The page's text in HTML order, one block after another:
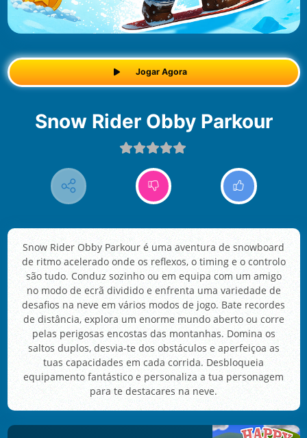
Jogar Agora
Snow Rider Obby Parkour
Snow Rider Obby Parkour é uma aventura de snowboard
de ritmo acelerado onde os reflexos, o timing e o controlo
são tudo. Conduz sozinho ou em equipa com um amigo
no modo de ecrã dividido e enfrenta uma variedade de
desafios na neve em vários modos de jogo. Bate recordes
de distância, explora um enorme mundo aberto ou corre
pelas perigosas encostas das montanhas. Domina os
saltos duplos, desvia-te dos obstáculos e aperfeiçoa as
tuas capacidades em cada corrida. Desbloqueia
equipamento fantástico e personaliza a tua personagem
para te destacares na neve.